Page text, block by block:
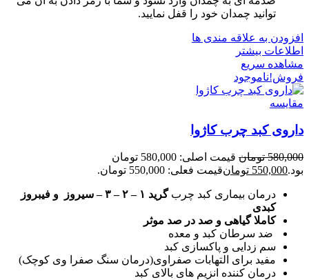
توانید چمدان خود را قفل نمایید.
افزودن به علاقه مندی ها
اطلاعات بیشتر
مشاهده سریع
فروش!ناموجود
مقایسه
داروی کبد چرب کاژوا
580,000 تومان
قیمت اصلی: 580,000 تومان
بود.550,000 تومانقیمت فعلی: 550,000 تومان.
درمان بیماری کبد چرب
گرید ۱ – ۲ – ۳ – سیروز و فیبروز
کبدی
کاملا گیاهی و صد در صد موثر
ضد سرطان کبد و معده
سم زدایی و پاکسازی کبد
مفید برای التهابات صفراوی(درمان سنگ صفرا وی کوچک)
درمان کننده انزیم های بالای کبد